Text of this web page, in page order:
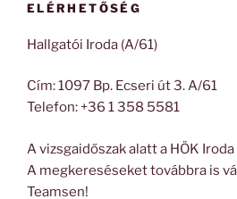
ELÉRHETŐSÉG
Hallgatói Iroda (A/61)
Cím: 1097 Bp. Ecseri út 3. A/61
Telefon: +36 1 358 5581
A vizsgaidőszak alatt a HÖK
A megkereséseket továbbra is
Teamsen!